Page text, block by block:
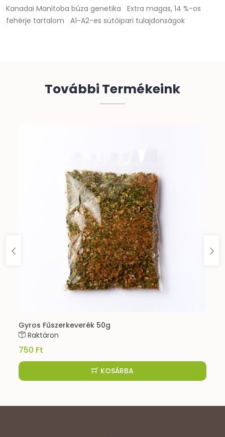
Kanadai Manitoba búza genetika Extra magas, 14 %-os
fehérje tartalom A1-A2-es sütőipari tulajdonságok
További Termékeink
Gyros Fűszerkeverék 50g
Raktáron
750 Ft
KOSÁRBA